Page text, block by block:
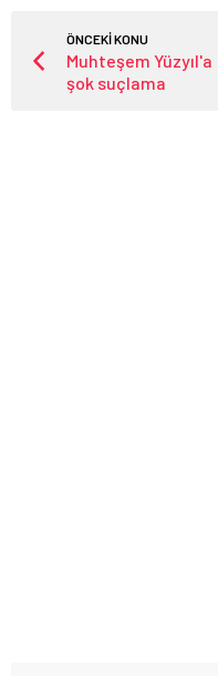
ÖNCEKİ KONU
Muhteşem Yüzyıl'a
şok suçlama